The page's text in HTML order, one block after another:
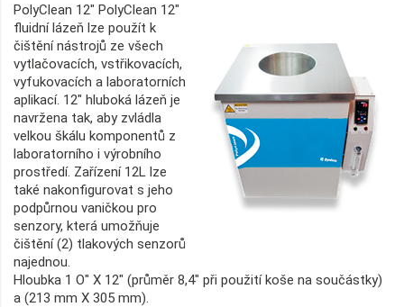
PolyClean 12" PolyClean 12"
fluidní lázeň lze použít k
čištění nástrojů ze všech
vytlačovacích, vstřikovacích,
vyfukovacích a laboratorních
aplikací. 12" hluboká lázeň je
navržena tak, aby zvládla
velkou škálu komponentů z
laboratorního i výrobního
prostředí. Zařízení 12L lze
také nakonfigurovat s jeho
podpůrnou vaničkou pro
senzory, která umožňuje
čištění (2) tlakových senzorů
najednou.
Hloubka 1 O" X 12" (průměr 8,4" při použití koše na součástky)
a (213 mm X 305 mm).